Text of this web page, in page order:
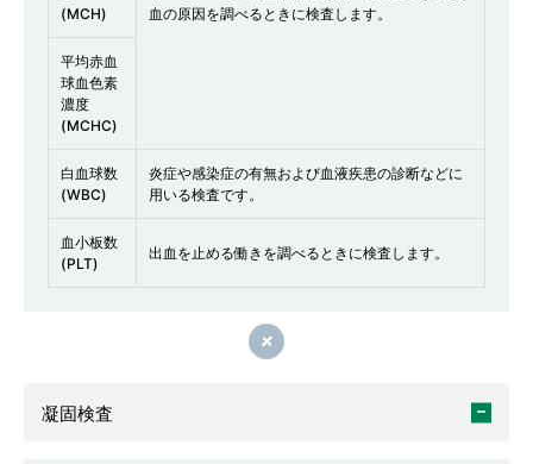
血の原因を調べるときに検査します。
(MCH)
平均赤血
球血色素
濃度
(MCHC)
白血球数
(WBC)
炎症や感染症の有無および血液疾患の診断などに
用いる検査です。
血小板数
(PLT)
出血を止める働きを調べるときに検査します。
凝固検査